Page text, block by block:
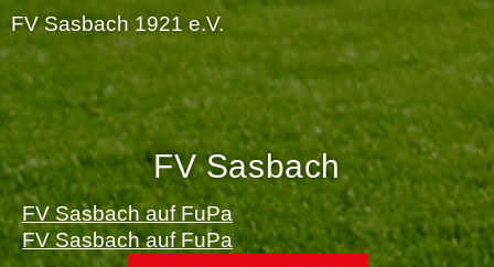
FV Sasbach 1921 e.V.
FV Sasbach
FV Sasbach auf FuPa
FV Sasbach auf FuPa